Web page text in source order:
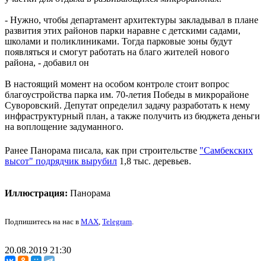
- Нужно, чтобы департамент архитектуры закладывал в плане
развития этих районов парки наравне с детскими садами,
школами и поликлиниками. Тогда парковые зоны будут
появляться и смогут работать на благо жителей нового
района, - добавил он
В настоящий момент на особом контроле стоит вопрос
благоустройства парка им. 70-летия Победы в микрорайоне
Суворовский. Депутат определил задачу разработать к нему
инфраструктурный план, а также получить из бюджета деньги
на воплощение задуманного.
Ранее Панорама писала, как при строительстве "Самбекских
высот" подрядчик вырубил 1,8 тыс. деревьев.
Иллюстрация: Панорама
Подпишитесь на нас в MAX Telegram
20.08.2019 21:30